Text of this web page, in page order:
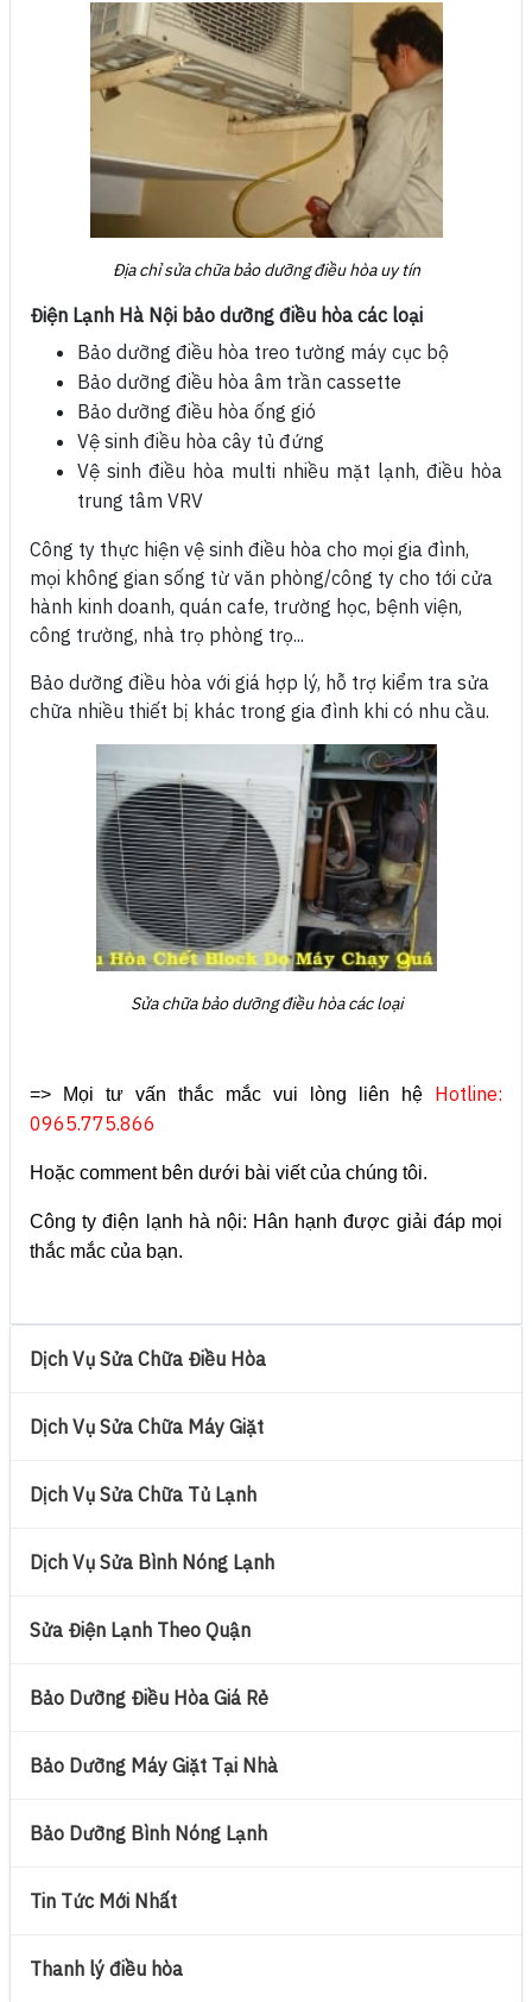
Địa chỉ sửa chữa bảo dưỡng điều hòa uy tín
Điện Lạnh Hà Nội bảo dưỡng điều hòa các loại
Bảo dưỡng điều hòa treo tường máy cục bộ
Bảo dưỡng điều hòa âm trần cassette
Bảo dưỡng điều hòa ống gió
Vệ sinh điều hòa cây tủ đứng
Vệ sinh điều hòa multi nhiều mặt lạnh, điều hòa
trung tâm VRV
Công ty thực hiện vệ sinh điều hòa cho mọi gia đình,
mọi không gian sống từ văn phòng/công ty cho tới cửa
hành kinh doanh, quán cafe, trường học, bệnh viện,
công trường, nhà trọ phòng trọ...
Bảo dưỡng điều hòa với giá hợp lý, hỗ trợ kiểm tra sửa
chữa nhiều thiết bị khác trong gia đình khi có nhu cầu.
Sửa chữa bảo dưỡng điều hòa các loại
=> Mọi tư vấn thắc mắc vui lòng liên hệ Hotline:
0965.775.866
Hoặc comment bên dưới bài viết của chúng tôi.
Công ty điện lạnh hà nội: Hân hạnh được giải đáp mọi
thắc mắc của bạn.
Dịch Vụ Sửa Chữa Điều Hòa
Dịch Vụ Sửa Chữa Máy Giặt
Dịch Vụ Sửa Chữa Tủ Lạnh
Dịch Vụ Sửa Bình Nóng Lạnh
Sửa Điện Lạnh Theo Quận
Bảo Dưỡng Điều Hòa Giá Rẻ
Bảo Dưỡng Máy Giặt Tại Nhà
Bảo Dưỡng Bình Nóng Lạnh
Tin Tức Mới Nhất
Thanh lý điều hòa